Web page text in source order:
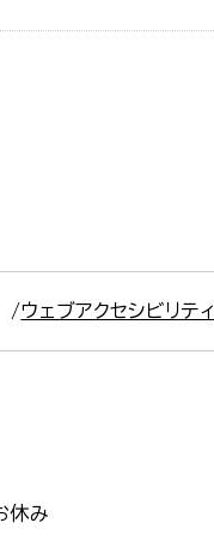
ウェブアクセシビリティ
休み